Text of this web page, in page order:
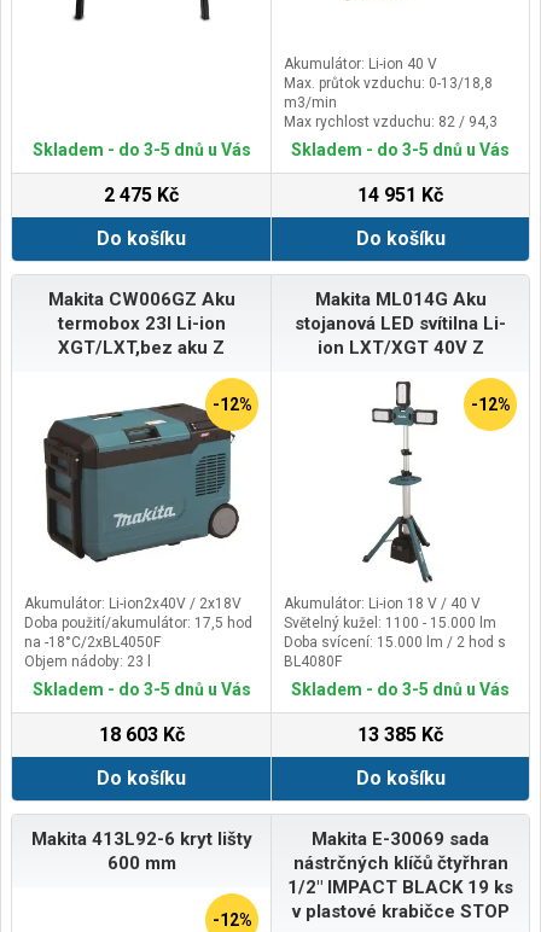
Skladem - do 3-5 dnů u Vás
2 475 Kč
Do košíku
Akumulátor: Li-ion 40 V
Max. průtok vzduchu: 0-13/18,8
m3/min
Max rychlost vzduchu: 82 / 94,3
m/s
Hmotnost: 5,8 / 7,8 kg
Skladem - do 3-5 dnů u Vás
14 951 Kč
Do košíku
Makita CW006GZ Aku
termobox 23l Li-ion
XGT/LXT,bez aku Z
-12%
Akumulátor: Li-ion2x40V / 2x18V
Doba použití/akumulátor: 17,5 hod
na -18°C/2xBL4050F
Objem nádoby: 23 l
Hmotnost: 20,7kg
Skladem - do 3-5 dnů u Vás
18 603 Kč
Do košíku
Makita ML014G Aku
stojanová LED svítilna Li-
ion LXT/XGT 40V Z
-12%
Akumulátor: Li-ion 18 V / 40 V
Světelný kužel: 1100 - 15.000 lm
Doba svícení: 15.000 lm / 2 hod s
BL4080F
Hmotnost: 10,5kg
Skladem - do 3-5 dnů u Vás
13 385 Kč
Do košíku
Makita 413L92-6 kryt lišty
600 mm
-12%
Makita E-30069 sada
nástrčných klíčů čtyřhran
1/2" IMPACT BLACK 19 ks
v plastové krabičce STOP